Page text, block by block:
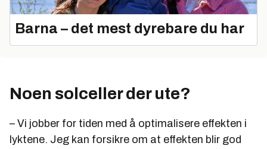
Barna – det mest dyrebare du har
Noen solceller der ute?
– Vi jobber for tiden med å optimalisere effekten i
lyktene. Jeg kan forsikre om at effekten blir god